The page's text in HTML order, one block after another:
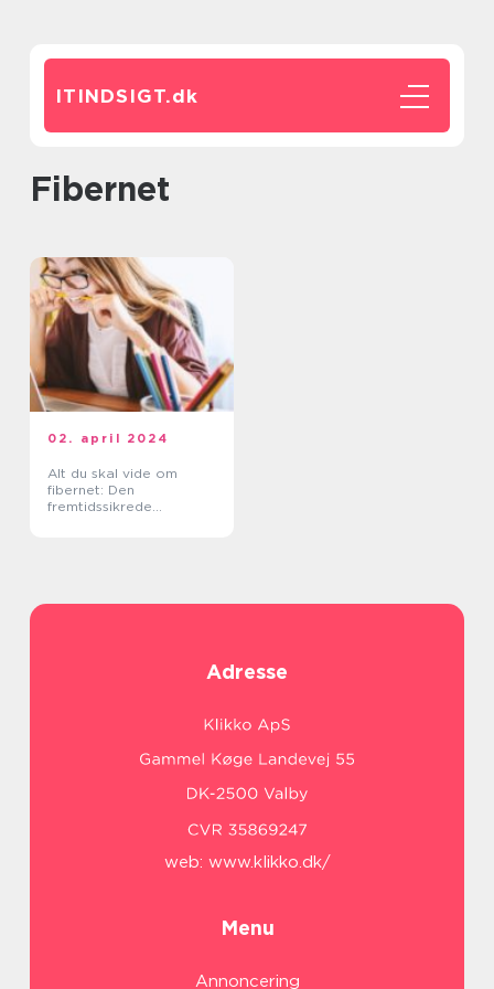
ITINDSIGT.dk
fibernet
02. april 2024
Alt du skal vide om
fibernet: Den
fremtidssikrede
Adresse
web: www.klikko.dk/
Menu
Annoncering